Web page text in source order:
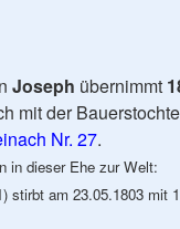
Joseph übernimmt
mit der
Nr. 27.
in dieser Ehe zur Welt:
stirbt am 23.05.1803 mit